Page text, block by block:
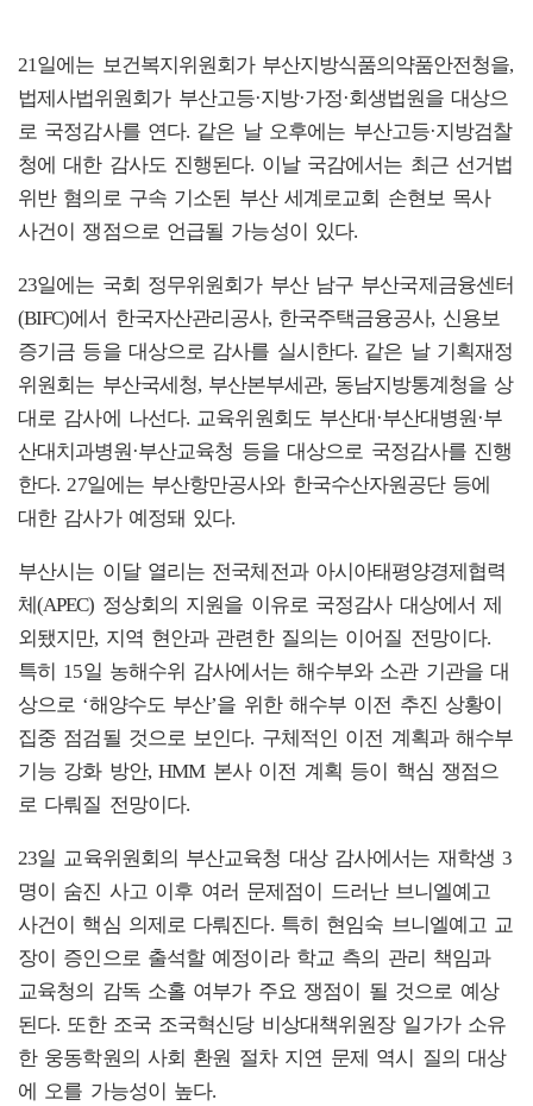
21일에는 보건복지위원회가 부산지방식품의약품안전청을,
법제사법위원회가 부산고등·지방·가정·회생법원을 대상으
로 국정감사를 연다. 같은 날 오후에는 부산고등·지방검찰
청에 대한 감사도 진행된다. 이날 국감에서는 최근 선거법
위반 혐의로 구속 기소된 부산 세계로교회 손현보 목사
사건이 쟁점으로 언급될 가능성이 있다.
23일에는 국회 정무위원회가 부산 남구 부산국제금융센터
(BIFC)에서 한국자산관리공사, 한국주택금융공사, 신용보
증기금 등을 대상으로 감사를 실시한다. 같은 날 기획재정
위원회는 부산국세청, 부산본부세관, 동남지방통계청을 상
대로 감사에 나선다. 교육위원회도 부산대·부산대병원·부
산대치과병원·부산교육청 등을 대상으로 국정감사를 진행
한다. 27일에는 부산항만공사와 한국수산자원공단 등에
대한 감사가 예정돼 있다.
부산시는 이달 열리는 전국체전과 아시아태평양경제협력
체(APEC) 정상회의 지원을 이유로 국정감사 대상에서 제
외됐지만, 지역 현안과 관련한 질의는 이어질 전망이다.
특히 15일 농해수위 감사에서는 해수부와 소관 기관을 대
상으로 ‘해양수도 부산’을 위한 해수부 이전 추진 상황이
집중 점검될 것으로 보인다. 구체적인 이전 계획과 해수부
기능 강화 방안, HMM 본사 이전 계획 등이 핵심 쟁점으
로 다뤄질 전망이다.
23일 교육위원회의 부산교육청 대상 감사에서는 재학생 3
명이 숨진 사고 이후 여러 문제점이 드러난 브니엘예고
사건이 핵심 의제로 다뤄진다. 특히 현임숙 브니엘예고 교
장이 증인으로 출석할 예정이라 학교 측의 관리 책임과
교육청의 감독 소홀 여부가 주요 쟁점이 될 것으로 예상
된다. 또한 조국 조국혁신당 비상대책위원장 일가가 소유
한 웅동학원의 사회 환원 절차 지연 문제 역시 질의 대상
에 오를 가능성이 높다.